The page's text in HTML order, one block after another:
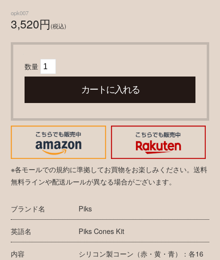
opk007
3,520円(税込)
数量
※各モールでの規約に準拠してお買物をお楽しみください。送料
無料ラインや配送ルールが異なる場合がございます。
ブランド名 Piks
英語名 Piks Cones Kit
内容
シリコン製コーン（赤・黄・青）：各16